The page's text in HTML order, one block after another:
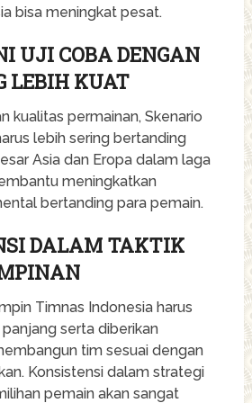
bisa meningkat pesat.
UJI COBA DENGAN
LEBIH KUAT
kualitas permainan, Skenario
lebih sering bertanding
Asia dan Eropa dalam laga
meningkatkan
bertanding para pemain.
DALAM TAKTIK
Timnas Indonesia harus
serta diberikan
tim sesuai dengan
Konsistensi dalam strategi
pemain akan sangat